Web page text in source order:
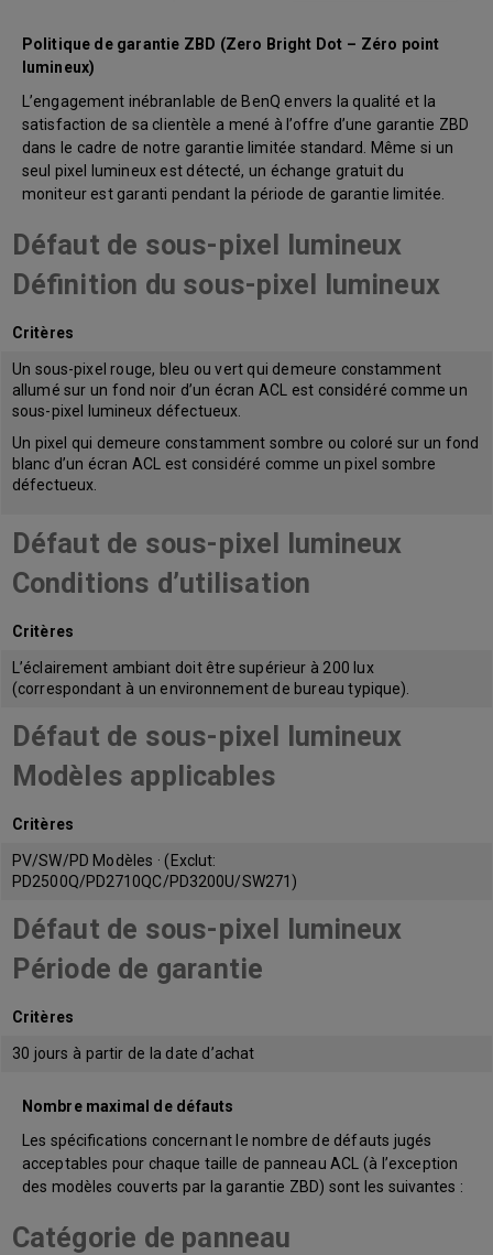
Politique de garantie ZBD (Zero Bright Dot – Zéro point
lumineux)
L’engagement inébranlable de BenQ envers la qualité et la
satisfaction de sa clientèle a mené à l’offre d’une garantie ZBD
dans le cadre de notre garantie limitée standard. Même si un
seul pixel lumineux est détecté, un échange gratuit du
moniteur est garanti pendant la période de garantie limitée.
Défaut de sous-pixel lumineux
Définition du sous-pixel lumineux
Critères
Un sous-pixel rouge, bleu ou vert qui demeure constamment
allumé sur un fond noir d’un écran ACL est considéré comme un
sous-pixel lumineux défectueux.
Un pixel qui demeure constamment sombre ou coloré sur un fond
blanc d’un écran ACL est considéré comme un pixel sombre
défectueux.
Défaut de sous-pixel lumineux
Conditions d’utilisation
Critères
L’éclairement ambiant doit être supérieur à 200 lux
(correspondant à un environnement de bureau typique).
Défaut de sous-pixel lumineux
Modèles applicables
Critères
PV/SW/PD Modèles · (Exclut:
PD2500Q/PD2710QC/PD3200U/SW271)
Défaut de sous-pixel lumineux
Période de garantie
Critères
30 jours à partir de la date d’achat
Nombre maximal de défauts
Les spécifications concernant le nombre de défauts jugés
acceptables pour chaque taille de panneau ACL (à l’exception
des modèles couverts par la garantie ZBD) sont les suivantes :
Catégorie de panneau